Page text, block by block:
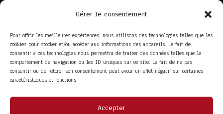
Gérer le consentement
Pour offrir les meilleures expériences, nous utilisons des technologies telles que les
cookies pour stocker et/ou accéder aux informations des appareils. Le fait de
consentir à ces technologies nous permettra de traiter des données telles que le
comportement de navigation ou les ID uniques sur ce site. Le fait de ne pas
consentir ou de retirer son consentement peut avoir un effet négatif sur certaines
caractéristiques et fonctions.
Accepter